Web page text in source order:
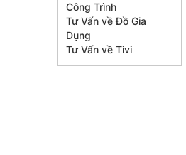
Công Trình
Tư Vấn về Đồ Gia
Dụng
Tư Vấn về Tivi